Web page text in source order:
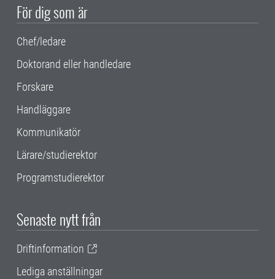
För dig som är
Chef/ledare
Doktorand eller handledare
Forskare
Handläggare
Kommunikatör
Lärare/studierektor
Programstudierektor
Senaste nytt från
Driftinformation
Lediga anställningar